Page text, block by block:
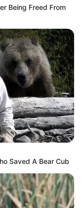
Being Freed From
Saved A Bear Cub